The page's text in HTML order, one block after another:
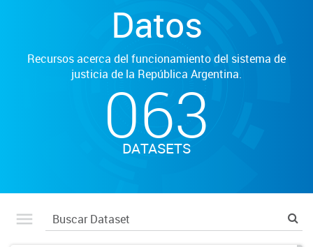
Datos
Recursos acerca del funcionamiento del sistema de
justicia de la República Argentina.
063
DATASETS